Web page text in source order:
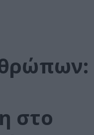
στο